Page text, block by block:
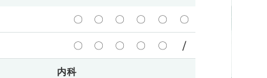
〇 〇 〇 〇 〇 〇
〇 〇 〇 〇 〇 /
内科